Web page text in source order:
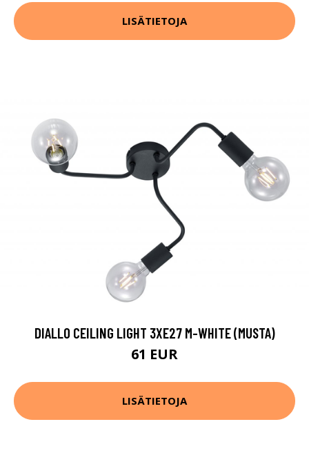
LISÄTIETOJA
DIALLO CEILING LIGHT 3XE27 M-WHITE (MUSTA)
61 EUR
LISÄTIETOJA